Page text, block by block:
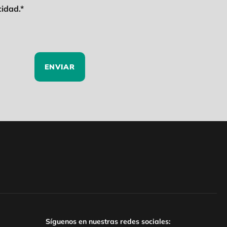
ENVIAR
Síguenos en nuestras redes sociales: